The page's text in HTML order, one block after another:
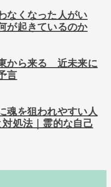
なくなった人がい
が起きているのか
から来る 近未来に
言
魂を狙われやすい人
処法｜霊的な自己